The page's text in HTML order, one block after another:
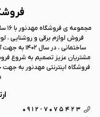
مجموعه ی فروشگاه مهد نور
فروش لوازم برقی و روشنایی ،
ساختمانی ،
مشتریان عزیز تصمیم به شروع
فروشگاه اینترنتی مهد نور به جهت
0912-7075423